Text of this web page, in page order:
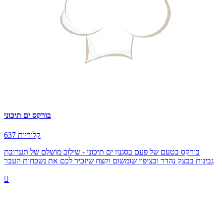
בורקס ים תיכוני
637 קלוריות
בורקס בטעם של פעם בסגנון ים תיכוני - שילוב מושלם של תערובת
גבינות בבצק נהדר ובציפוי שומשום וקצח שיזכיר לכם את נשכחות העבר
